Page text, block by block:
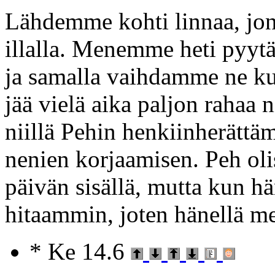
Lähdemme kohti linnaa,
illalla. Menemme heti
ja samalla vaihdamme ne
jää vielä aika paljon rahaa
niillä Pehin
nenien korjaamisen. Peh
päivän sisällä, mutta kun
hitaammin, joten hänellä
* Ke 14.6